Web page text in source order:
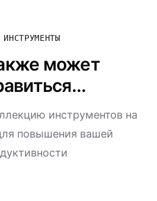
ИНСТРУМЕНТЫ
может
инструментов на
повышения вашей